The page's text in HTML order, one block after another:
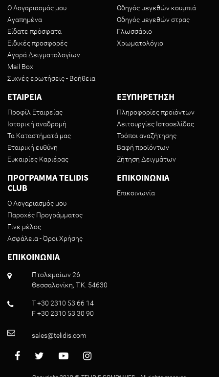
Ο Λογαριασμός μου
Αγαπημένα
Είδατε πρόσφατα
Ειδικές προσφορές
Αγορά Δειγματολογίων
Mail Box
Συχνές ερωτήσεις - Βοήθεια
Οδηγός μεγεθών κουμπιά
Οδηγός μεγεθών στρας
Γλωσσάριο
Χρωματολόγιο
ΕΤΑΙΡΕΙΑ
Προφίλ Εταιρείας
Ιστορική αναδρομή
Τα Καταστήματά μας
Εταιρική ευθύνη
Ευκαιρίες Καριέρας
ΕΞΥΠΗΡΕΤΗΣΗ
Πληροφορίες προϊόντων
Λειτουργίες Ιστοσελίδας
Τρόποι αναζήτησης
Βαφή προϊόντων
Ζήτηση Δειγμάτων
ΠΡΟΓΡΑΜΜΑ TELIDIS
CLUB
Ο Λογαριασμός μου
Παροχές Προγράμματος
Γίνε μέλος
Ασφάλεια - Όροι Χρήσης
ΕΠΙΚΟΙΝΩΝΙΑ
Επικοινωνία
ΕΠΙΚΟΙΝΩΝΙΑ
Πτολεμαίων 26
Θεσσαλονίκη, T.K. 54630
T +30 2310 53 66 14
F +30 2310 53 30 90
sales@telidis.com